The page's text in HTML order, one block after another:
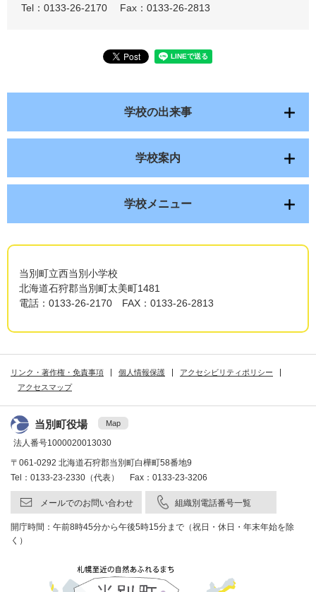
Tel：0133-26-2170
Fax：0133-26-2813
学校の出来事
学校案内
学校メニュー
当別町立西当別小学校
北海道石狩郡当別町太美町1481
電話：0133-26-2170 FAX：0133-26-2813
リンク・著作権・免責事項 個人情報保護
アクセシビリティポリシー
アクセスマップ
当別町役場 Map
法人番号1000020013030
〒061-0292 北海道石狩郡当別町白樺町58番地9
Tel：0133-23-2330（代表） Fax：0133-23-3206
メールでのお問い合わせ 組織別電話番号一覧
開庁時間：午前8時45分から午後5時15分まで（祝日・休日・年末年始を除
く）